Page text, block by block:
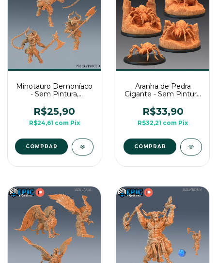
Minotauro Demoníaco
- Sem Pintura,
Para Rpg de Mesa
R$25,90
R$24,61 com Pix
COMPRAR
Aranha de Pedra
Gigante - Sem Pintura,
Para Rpg de Mesa
R$33,90
R$32,21 com Pix
COMPRAR